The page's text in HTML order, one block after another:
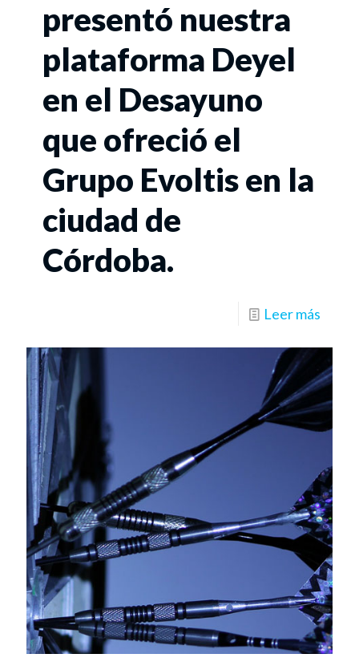
presentó nuestra
plataforma Deyel
en el Desayuno
que ofreció el
Grupo Evoltis en la
ciudad de
Córdoba.
Leer más